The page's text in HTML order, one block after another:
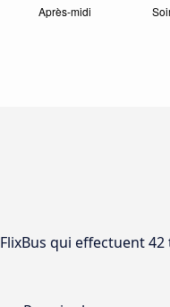
qui effectuent